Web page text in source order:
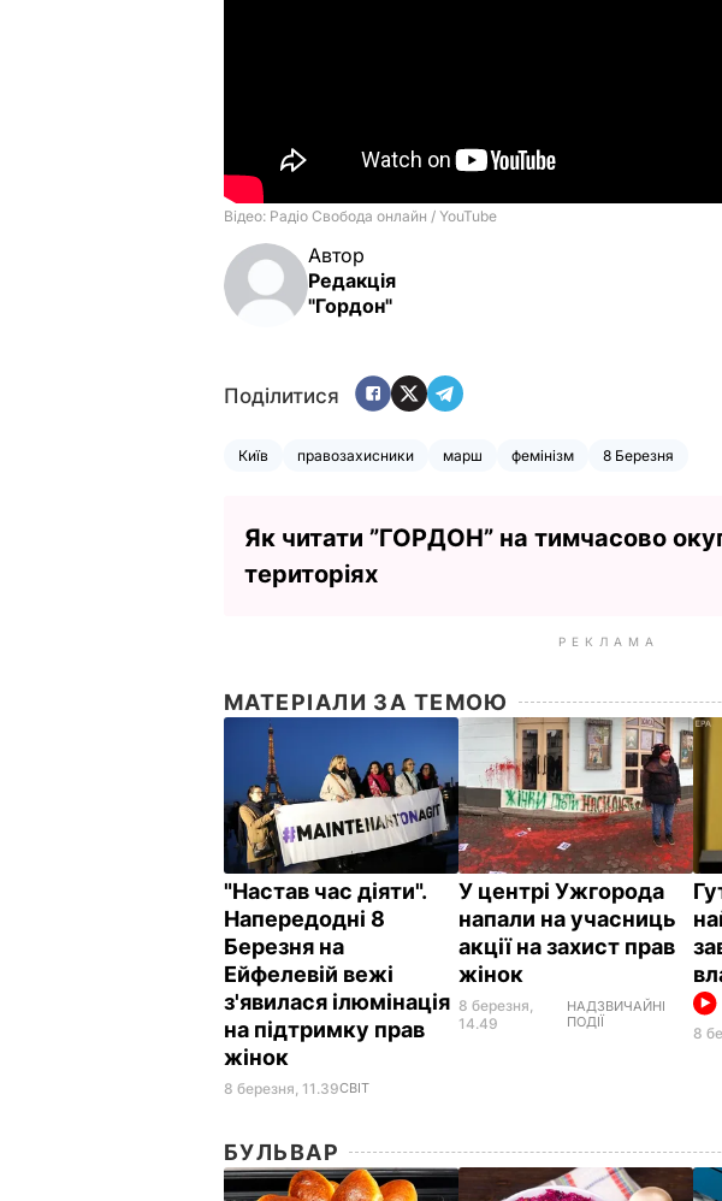
Автор
Редакція
"Гордон"
Поділитися
Київ правозахисники марш фемінізм 8 Березня
Як читати ”ГОРДОН” на тимчасово
територіях
РЕКЛАМА
МАТЕРІАЛИ ЗА ТЕМОЮ
"Настав час діяти".
Напередодні 8
Березня на
Ейфелевій вежі
з'явилася ілюмінація
на підтримку прав
жінок
8 березня, 11.39СВІТ
У центрі Ужгорода
напали на учасниць
акції на захист прав
жінок
8 березня,
14.49
НАДЗВИЧАЙНІ
ПОДІЇ
8
БУЛЬВАР